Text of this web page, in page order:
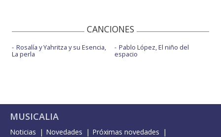
CANCIONES
Rosalía y Yahritza y su Esencia,
La perla
Pablo López, El niño del
espacio
MUSICALIA
Noticias Novedades
Próximas novedades